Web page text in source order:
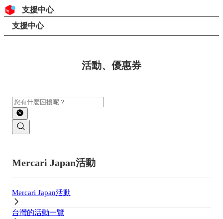
跳至內容
頁首支援中心
搜尋
頁面路徑
支援中心
活動、優惠券
搜尋
Mercari Japan活動
Mercari Japan活動
台灣的活動一覽